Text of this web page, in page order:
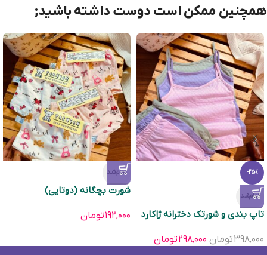
همچنین ممکن است دوست داشته باشید;
-25%
تمام‌شد
تاپ بندی و شورتک دخترانه ژاکارد
۳۹۸,۰۰۰تومان ۲۹۸,۰۰۰تومان
تمام‌شد
شورت بچگانه (دوتایی)
۱۹۲,۰۰۰تومان